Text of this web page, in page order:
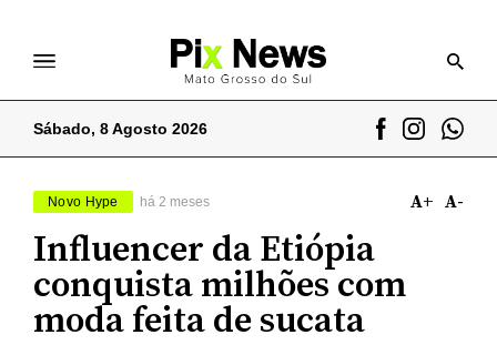
Sábado, 8 Agosto 2026
Novo Hype há 2 meses A+ A-
Influencer da Etiópia
conquista milhões com
moda feita de sucata